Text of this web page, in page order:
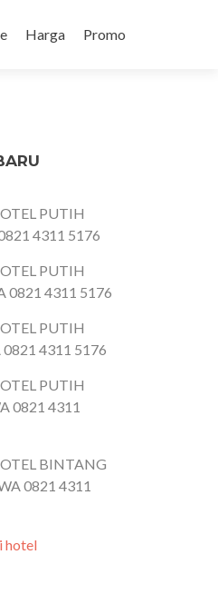
Harga Promo
PUTIH
4311 5176
PUTIH
0821 4311 5176
PUTIH
4311 5176
PUTIH
0821 4311
BINTANG
0821 4311